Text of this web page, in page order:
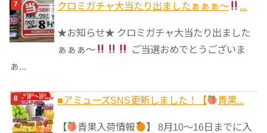
クロミガチャ大当たり出ましたぁぁぁ～ ...
★お知らせ★ クロミガチャ大当たり出ました
ぁぁぁ～
ご当選おめでとうございま
ぁ...
■アミューズSNS更新しました！【 青果...
【 青果入荷情報
】 8月10～16日までに入